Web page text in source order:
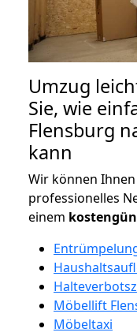
Umzug
Sie, wie
Flensburg
kann
Wir können
professionelles
einem
Möbellift
Möbeltaxi